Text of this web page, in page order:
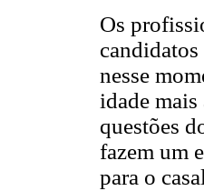
Os
nesse
idade mais
questões
fazem um
para o